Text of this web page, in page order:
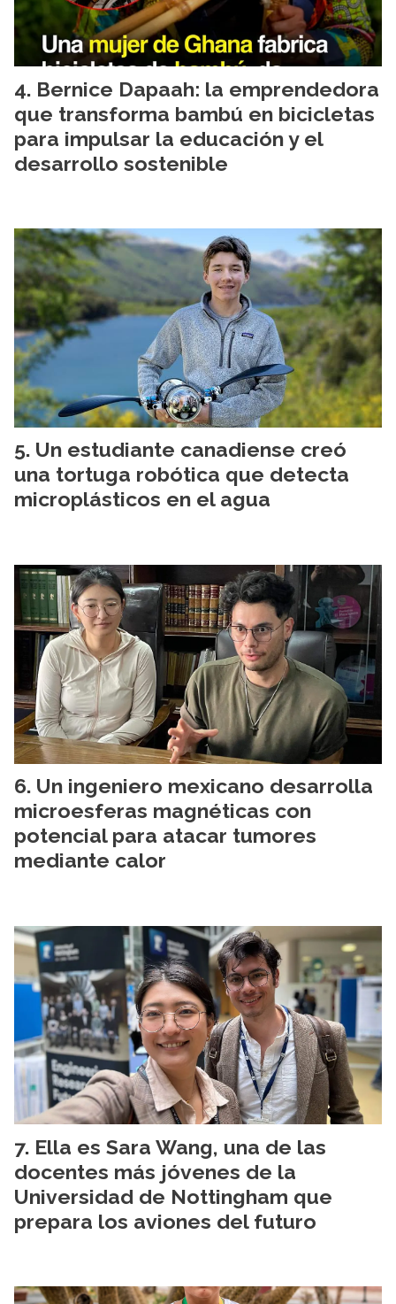
Bernice Dapaah: la emprendedora
que transforma bambú en bicicletas
para impulsar la educación y el
desarrollo sostenible
Un estudiante canadiense creó
una tortuga robótica que detecta
microplásticos en el agua
Un ingeniero mexicano desarrolla
microesferas magnéticas con
potencial para atacar tumores
mediante calor
Ella es Sara Wang, una de las
docentes más jóvenes de la
Universidad de Nottingham que
prepara los aviones del futuro